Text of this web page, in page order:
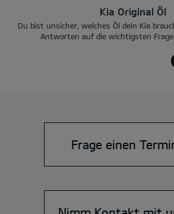
Kia Original Öl
Du bist unsicher, welches Öl dein Kia
Antworten auf die wichtigsten
Frage einen